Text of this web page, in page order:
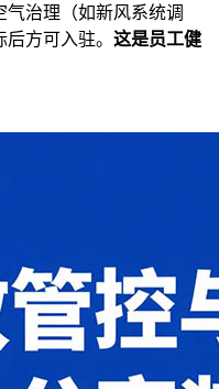
治理（如新风系统调
方可入驻。 这是员工健